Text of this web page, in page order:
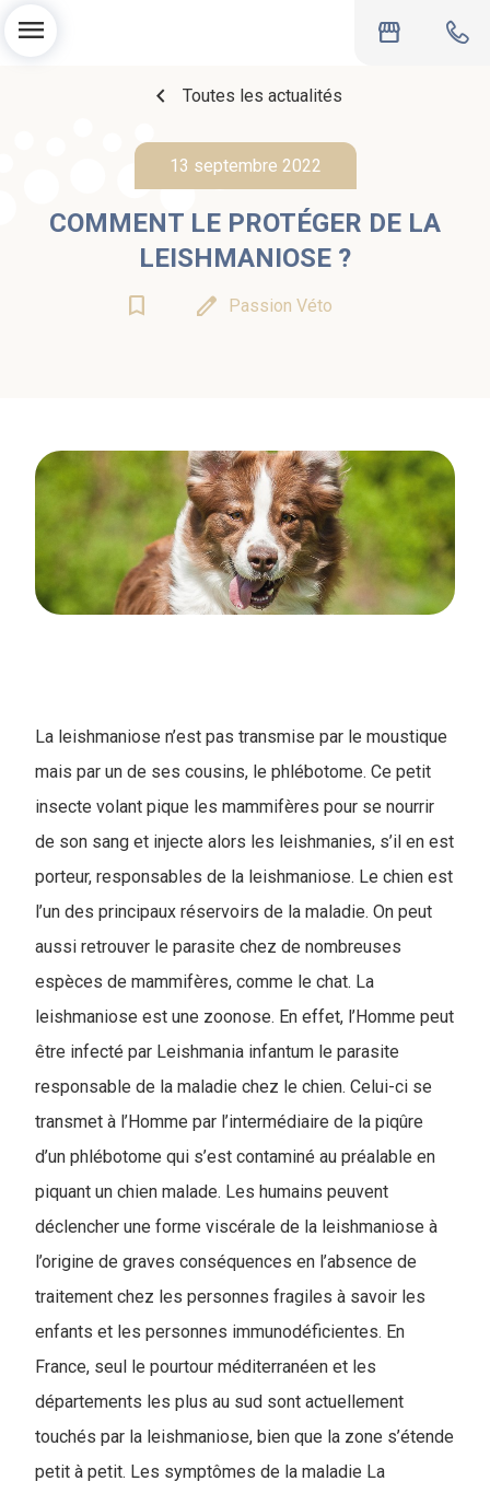
storefront
menu
chevron_left Toutes les actualités
13 septembre 2022
COMMENT LE PROTÉGER DE LA
LEISHMANIOSE ?
bookmark_border
edit Passion Véto
La leishmaniose n’est pas transmise par le moustique
mais par un de ses cousins, le phlébotome. Ce petit
insecte volant pique les mammifères pour se nourrir
de son sang et injecte alors les leishmanies, s’il en est
porteur, responsables de la leishmaniose. Le chien est
l’un des principaux réservoirs de la maladie. On peut
aussi retrouver le parasite chez de nombreuses
espèces de mammifères, comme le chat. La
leishmaniose est une zoonose. En effet, l’Homme peut
être infecté par Leishmania infantum le parasite
responsable de la maladie chez le chien. Celui-ci se
transmet à l’Homme par l’intermédiaire de la piqûre
d’un phlébotome qui s’est contaminé au préalable en
piquant un chien malade. Les humains peuvent
déclencher une forme viscérale de la leishmaniose à
l’origine de graves conséquences en l’absence de
traitement chez les personnes fragiles à savoir les
enfants et les personnes immunodéficientes. En
France, seul le pourtour méditerranéen et les
départements les plus au sud sont actuellement
touchés par la leishmaniose, bien que la zone s’étende
petit à petit. Les symptômes de la maladie La